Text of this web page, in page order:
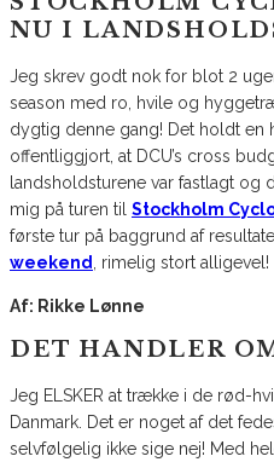
NU I
Jeg skrev godt nok for blot 2
season med ro, hvile og
dygtig denne gang! Det holdt en
offentliggjort, at DCU’s cross
landsholdsturene var fastlagt og
mig på turen til Stockholm
første tur på baggrund af
weekend , rimelig stort alligevel!
Af: Rikke Lønne
DET HANDLER
Jeg ELSKER at trække i de rød-
Danmark. Det er noget af det
selvfølgelig ikke sige nej! Med